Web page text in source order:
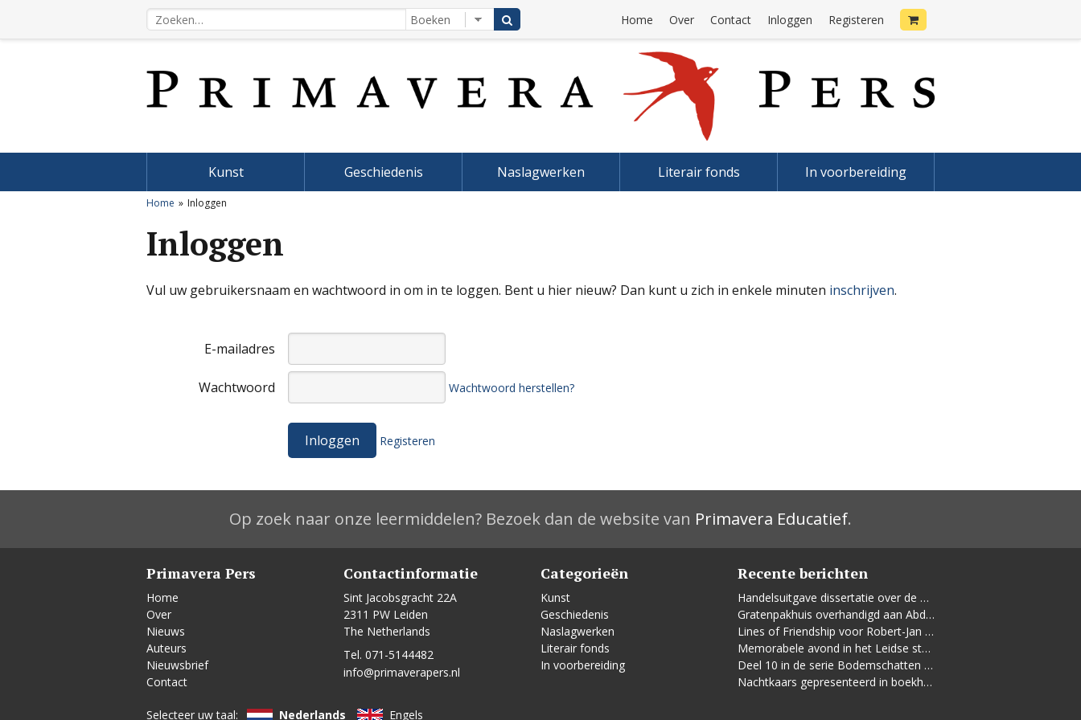
Home Over Contact Inloggen Registeren
Kunst Geschiedenis Naslagwerken Literair fonds In voorbereiding
Home Inloggen
Inloggen
Vul uw gebruikersnaam en wachtwoord in om in te loggen. Bent u hier nieuw? Dan kunt u zich in enkele minuten inschrijven.
E-mailadres
Wachtwoord Wachtwoord herstellen?
Registeren
Op zoek naar onze leermiddelen? Bezoek dan de website van Primavera Educatief.
Primavera Pers
Home
Over
Nieuws
Auteurs
Nieuwsbrief
Contact
Contactinformatie
Sint Jacobsgracht 22A
2311 PW Leiden
The Netherlands
Tel. 071-5144482
info@primaverapers.nl
Categorieën
Kunst
Geschiedenis
Naslagwerken
Literair fonds
In voorbereiding
Recente berichten
Handelsuitgave dissertatie over de Leidse vrouwenbeweging
Gratenpakhuis overhandigd aan Abdelhaq Jermoumi
Lines of Friendship voor Robert-Jan te Rijdt
Memorabele avond in het Leidse stadhuis
Deel 10 in de serie Bodemschatten en Bouwgeheimen verschenen
Nachtkaars gepresenteerd in boekhandel De Kler
Selecteer uw taal: Nederlands Engels